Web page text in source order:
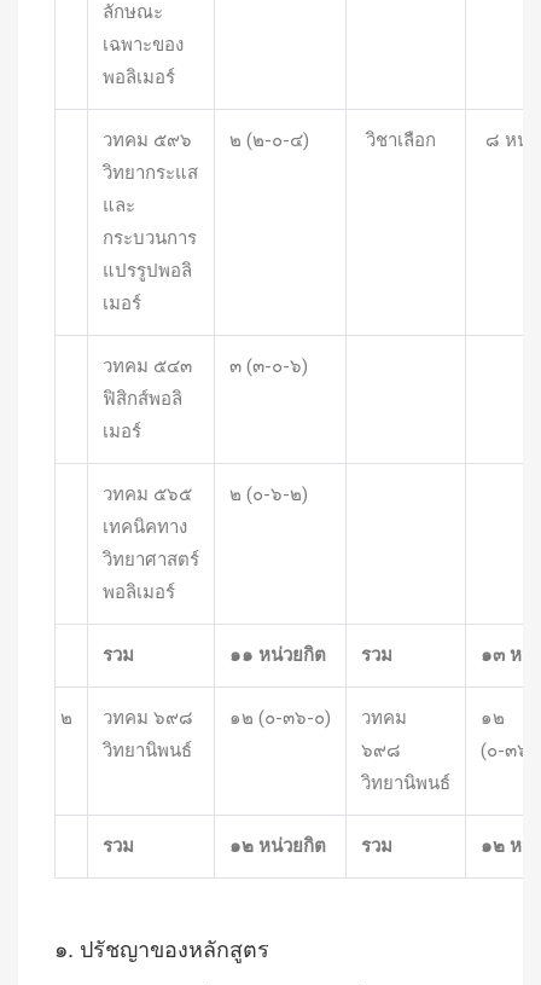
ลักษณะ
เฉพาะของ
พอลิเมอร์
วทคม ๕๙๖
วิทยากระแส
และ
กระบวนการ
แปรรูปพอลิ
เมอร์
๒ (๒-๐-๔) วิชาเลือก ๘ หน่
วทคม ๕๔๓
ฟิสิกส์พอลิ
เมอร์
๓ (๓-๐-๖)
วทคม ๕๖๕
เทคนิคทาง
วิทยาศาสตร์
พอลิเมอร์
๒ (๐-๖-๒)
รวม ๑๑ หน่วยกิต รวม ๑๓ หน่
๒
วทคม ๖๙๘
วิทยานิพนธ์
๑๒ (๐-๓๖-๐)
วทคม
๖๙๘
วิทยานิพนธ์
๑๒
(๐-๓๖-
รวม ๑๒ หน่วยกิต รวม ๑๒ หน่
๑. ปรัชญาของหลักสูตร